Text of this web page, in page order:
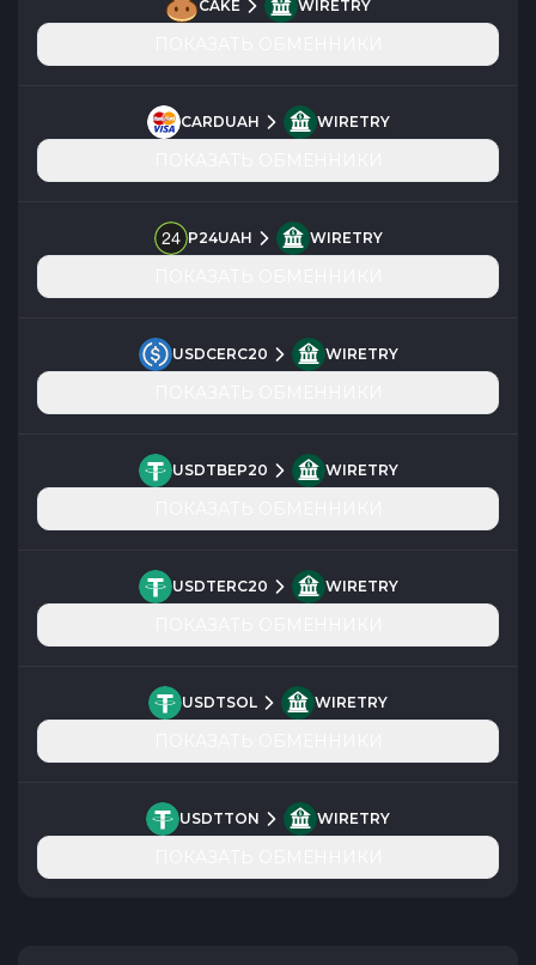
CAKE WIRETRY
CARDUAH WIRETRY
P24UAH WIRETRY
USDCERC20 WIRETRY
USDTBEP20 WIRETRY
USDTERC20 WIRETRY
USDTSOL WIRETRY
USDTTON WIRETRY